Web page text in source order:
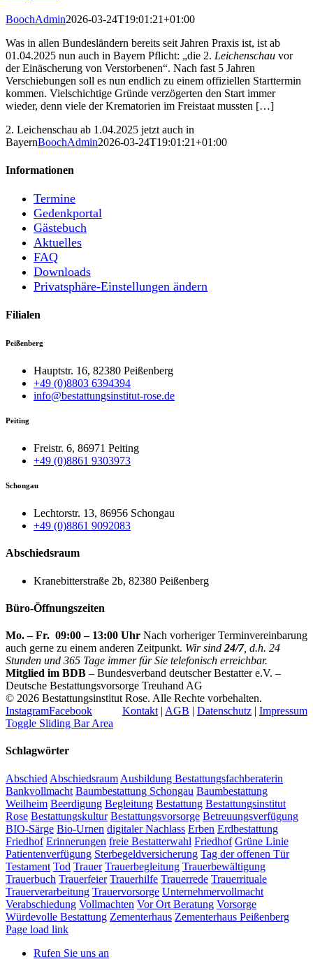
BoochAdmin2026-03-24T19:01:21+01:00
Was in allen Bundesländern bereits seit Jahren Praxis ist, ist ab
01.04.2025 nun auch in Bayern Pflicht: „die 2. Leichenschau vor
der Einäscherung von Verstorbenen“. Nach fast 5 Jahren
Verschiebungen soll es nun endlich zu einem offiziellen Starttermin
kommen. Vielschichtige Gründe verzögerten den Start immer
wieder, denn viele der Krematorien im Freistaat mussten […]
2. Leichenschau ab 1.04.2025 jetzt auch in
BayernBoochAdmin2026-03-24T19:01:21+01:00
Informationen
Termine
Gedenkportal
Gästebuch
Aktuelles
FAQ
Downloads
Privatsphäre-Einstellungen ändern
Filialen
Peißenberg
Hauptstr. 16, 82380 Peißenberg
+49 (0)8803 6394394
info@bestattungsinstitut-rose.de
Peiting
Freistr. 6, 86971 Peiting
+49 (0)8861 9303973
Schongau
Lechtorstr. 13, 86956 Schongau
+49 (0)8861 9092083
Abschiedsraum
Kranebitterstraße 2b, 82380 Peißenberg
Büro-Öffnungszeiten
Mo. – Fr. 09:00 – 13:00 Uhr Nach vorheriger Terminvereinbarung
auch gerne zu einem anderen Zeitpunkt. Wir sind 24/7, d.h. 24
Stunden und 365 Tage immer für Sie telefonisch erreichbar.
Mitglied im BDB – Bundesverband deutscher Bestatter e.V. –
Deutsche Bestattungsvorsorge Treuhand AG
© 2026 Bestattungsinstitut Rose. Alle Rechte vorbehalten.
Kontakt | AGB | Datenschutz | Impressum
InstagramFacebook
Toggle Sliding Bar Area
Schlagwörter
Abschied Abschiedsraum Ausbildung Bestattungsfachberaterin
Bankvollmacht Baumbestattung Schongau Baumbestattung
Weilheim Beerdigung Begleitung Bestattung Bestattungsinstitut
Rose Bestattungskultur Bestattungsvorsorge Betreuungsverfügung
BIO-Särge Bio-Urnen digitaler Nachlass Erben Erdbestattung
Friedhof Erinnerungen freie Bestatterwahl Friedhof Grüne Linie
Patientenverfügung Sterbegeldversicherung Tag der offenen Tür
Testament Tod Trauer Trauerbegleitung Trauerbewältigung
Trauerbuch Trauerfeier Trauerhilfe Trauerrede Trauerrituale
Trauerverarbeitung Trauervorsorge Unternehmervollmacht
Verabschiedung Vollmachten Vor Ort Beratung Vorsorge
Würdevolle Bestattung Zementerhaus Zementerhaus Peißenberg
Page load link
Rufen Sie uns an